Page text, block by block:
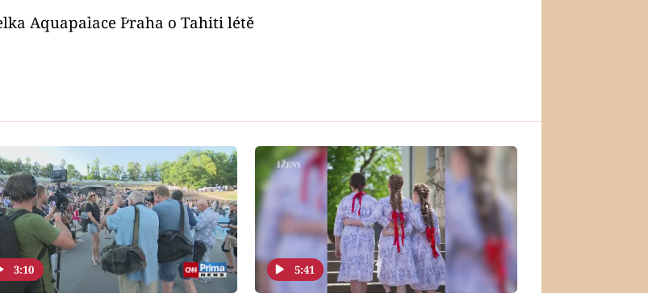
Failed to fetch
Aquapalace Praha o Tahiti létě
3:10 5:41